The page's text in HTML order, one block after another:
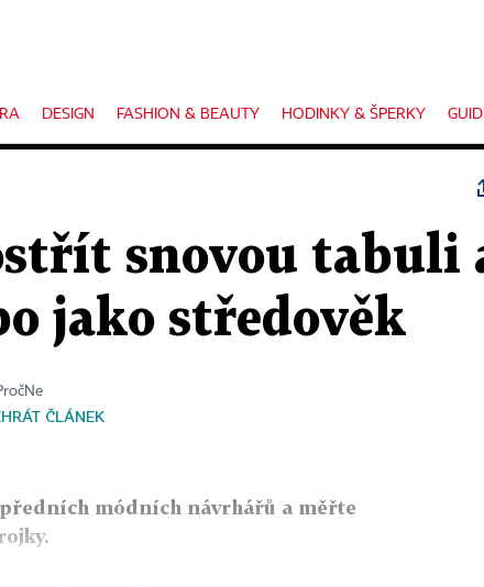
DESIGN FASHION & BEAUTY HODINKY & ŠPERKY
snovou tabuli
jako středověk
ČLÁNEK
módních návrhářů a měřte